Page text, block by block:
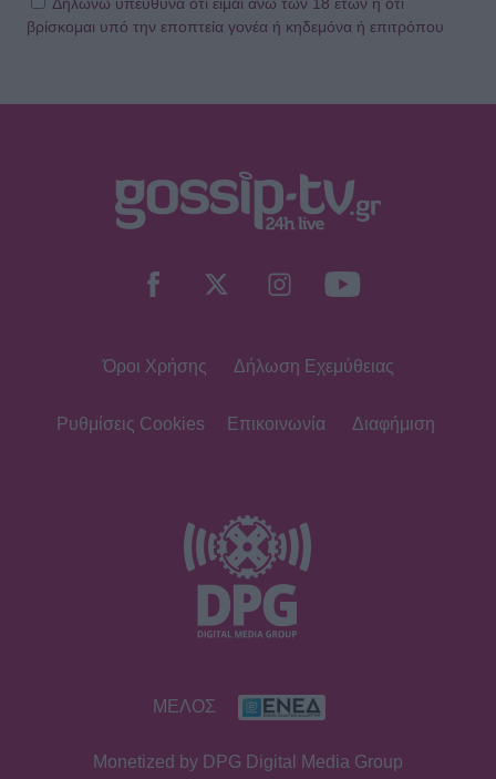
βρίσκομαι υπό την εποπτεία γονέα ή κηδεμόνα ή επιτρόπου
Όροι Χρήσης Δήλωση Εχεμύθειας
Ρυθμίσεις Cookies Επικοινωνία Διαφήμιση
ΜΕΛΟΣ
Monetized by DPG Digital Media Group